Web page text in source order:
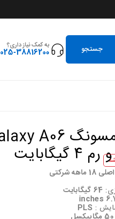
به کمک نیاز داری؟
025-38816200
شرکتی
64 گیگابایت
6.7
:
PLS